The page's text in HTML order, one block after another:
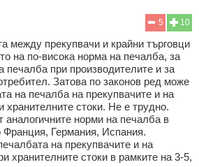
10
5
между прекупвачи и крайни търговци
на по-висока норма на печалба, за
печалба при производителите и за
Затова по законов ред може
на печалба на прекупвачите и на
хранителните стоки. Не е трудно.
норми на печалба в
Франция, Германия, Испания.
на прекупвачите и на
хранителните стоки в рамките на 3-5,